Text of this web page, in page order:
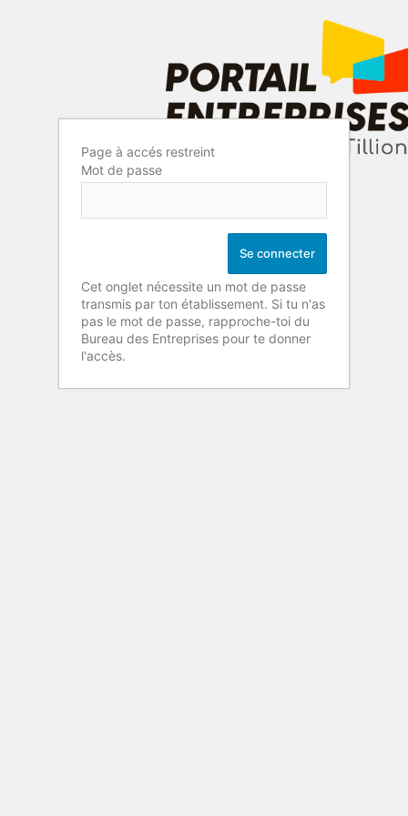
Page à accés restreint
Mot de passe
Cet onglet nécessite un mot de passe
transmis par ton établissement. Si tu n'as
pas le mot de passe, rapproche-toi du
Bureau des Entreprises pour te donner
l'accès.